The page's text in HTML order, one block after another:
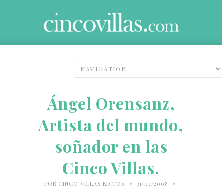
Ángel Orensanz,
Artista del mundo,
soñador en las
Cinco Villas.
POR CINCO VILLAS EDITOR • 31/07/2008 •